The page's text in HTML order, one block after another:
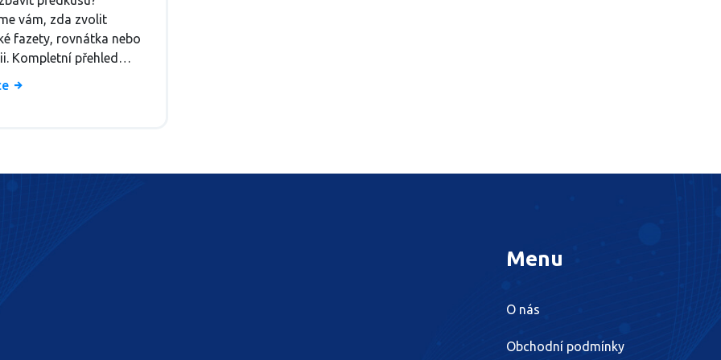
vám, zda zvolit
fazety, rovnátka nebo
Kompletní přehled
cen a rizik pro krásný a
Menu
O nás
Obchodní podmínky